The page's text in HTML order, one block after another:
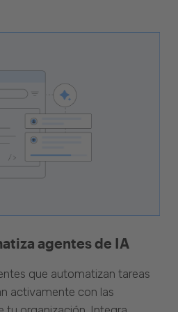
agentes de IA
que automatizan tareas
activamente con las